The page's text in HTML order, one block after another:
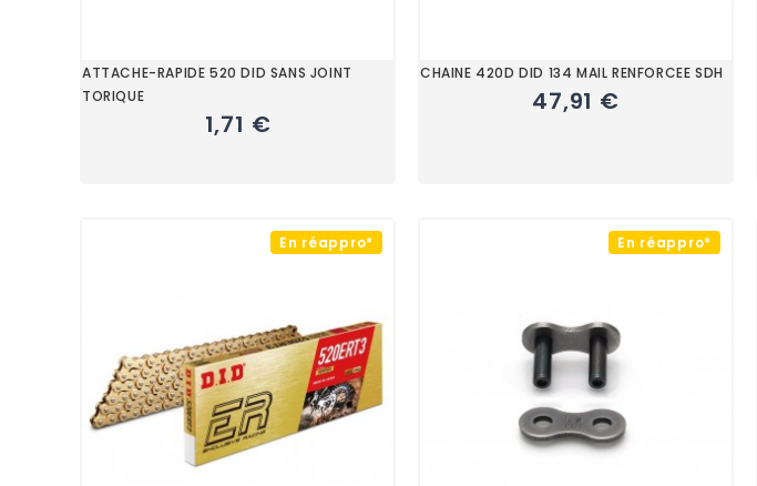
ATTACHE-RAPIDE 520 DID SANS JOINT
TORIQUE
1,71 €
CHAINE 420D DID 134 MAIL RENFORCEE SDH
47,91 €
En réappro* En réappro*